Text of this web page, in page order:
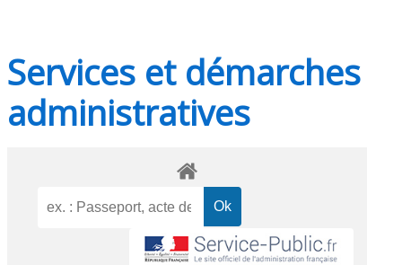
Services et démarches
administratives